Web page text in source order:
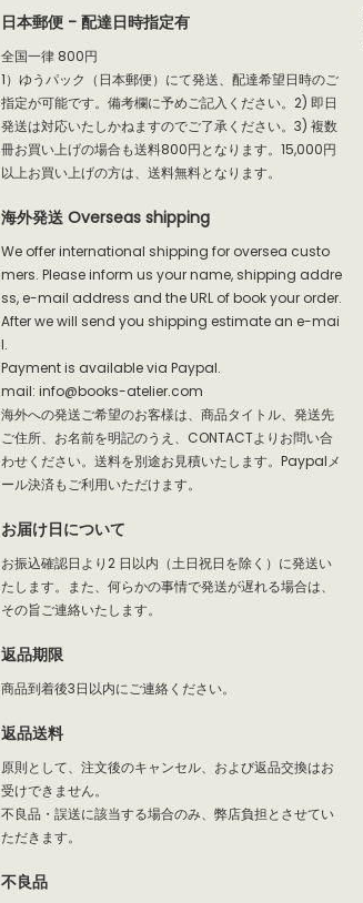
日本郵便 - 配達日時指定有
全国一律 800円
1）ゆうパック（日本郵便）にて発送、配達希望日時のご
指定が可能です。備考欄に予めご記入ください。2) 即日
発送は対応いたしかねますのでご了承ください。3) 複数
冊お買い上げの場合も送料800円となります。15,000円
以上お買い上げの方は、送料無料となります。
海外発送 Overseas shipping
We offer international shipping for oversea custo
mers. Please inform us your name, shipping addre
ss, e-mail address and the URL of book your order.
After we will send you shipping estimate an e-mai
l.
Payment is available via Paypal.
mail: info@books-atelier.com
海外への発送ご希望のお客様は、商品タイトル、発送先
ご住所、お名前を明記のうえ、CONTACTよりお問い合
わせください。送料を別途お見積いたします。Paypalメ
ール決済もご利用いただけます。
お届け日について
お振込確認日より2 日以内（土日祝日を除く）に発送い
たします。また、何らかの事情で発送が遅れる場合は、
その旨ご連絡いたします。
返品期限
商品到着後3日以内にご連絡ください。
返品送料
原則として、注文後のキャンセル、および返品交換はお
受けできません。
不良品・誤送に該当する場合のみ、弊店負担とさせてい
ただきます。
不良品